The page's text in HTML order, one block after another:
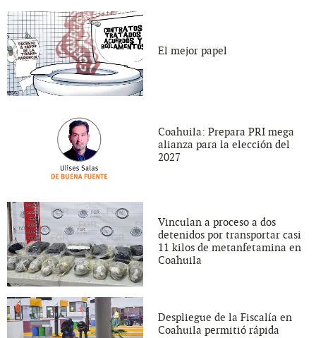
El mejor papel
Coahuila: Prepara PRI mega
alianza para la elección del
2027
Vinculan a proceso a dos
detenidos por transportar casi
11 kilos de metanfetamina en
Coahuila
Despliegue de la Fiscalía en
Coahuila permitió rápida